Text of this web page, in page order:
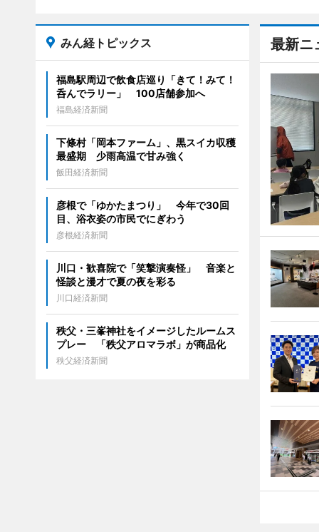
最新ニ
みん経トピックス
福島駅周辺で飲食店巡り「きて！みて！
呑んでラリー」 100店舗参加へ
福島経済新聞
下條村「岡本ファーム」、黒スイカ収穫
最盛期 少雨高温で甘み強く
飯田経済新聞
彦根で「ゆかたまつり」 今年で30回
目、浴衣姿の市民でにぎわう
彦根経済新聞
川口・歓喜院で「笑撃演奏怪」 音楽と
怪談と漫才で夏の夜を彩る
川口経済新聞
秩父・三峯神社をイメージしたルームス
プレー 「秩父アロマラボ」が商品化
秩父経済新聞